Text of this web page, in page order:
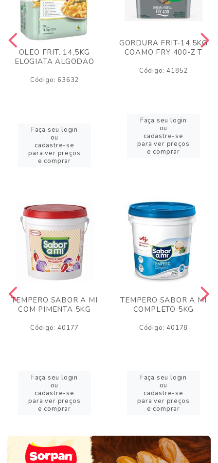
OLEO FRIT. 14,5KG
ELOGIATA ALGODAO
Código: 63632
Faça seu login
ou
cadastre-se
para ver preços
e comprar
GORDURA FRIT-14,5KG
COAMO FRY 400-Z T
Código: 41852
Faça seu login
ou
cadastre-se
para ver preços
e comprar
TEMPERO SABOR A MI
COM PIMENTA 5KG
Código: 40177
Faça seu login
ou
cadastre-se
para ver preços
e comprar
TEMPERO SABOR A MI
COMPLETO 5KG
Código: 40178
Faça seu login
ou
cadastre-se
para ver preços
e comprar